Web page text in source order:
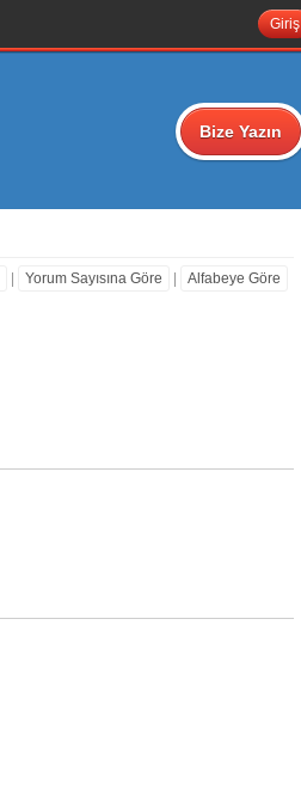
Giriş
Bize Yazın
Yorum Sayısına Göre Alfabeye Göre